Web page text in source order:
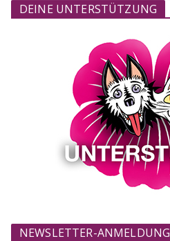
DEINE UNTERSTÜTZUNG
NEWSLETTER-ANMELDUNG